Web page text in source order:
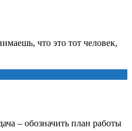
что это тот человек,
– обозначить план работы